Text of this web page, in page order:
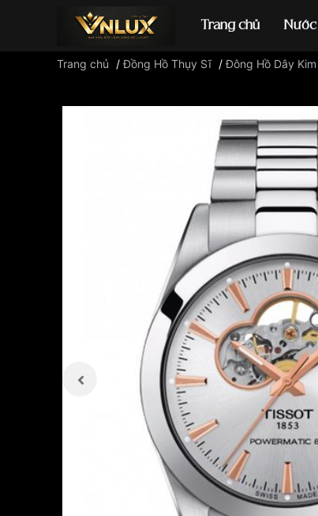
Trang chủ
Đồng hồ
Trang chủ /Đồng Hồ Thụy Sĩ /Đông Hồ Dây